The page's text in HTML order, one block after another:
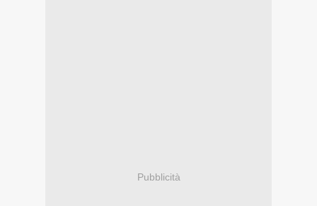
Pubblicità